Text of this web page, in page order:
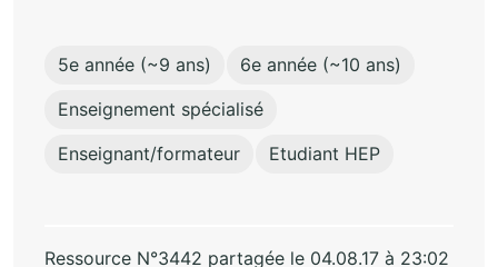
5e année (~9 ans)
6e année (~10 ans)
Enseignement spécialisé
Enseignant/formateur
Etudiant HEP
Ressource N°3442 partagée le 04.08.17 à 23:02